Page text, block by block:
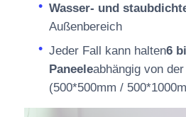
Wasser- und
Außenbereich
Jeder Fall kann halten6
Paneeleabhängig von
(500*500mm /